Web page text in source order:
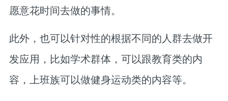
愿意花时间去做的事情。
此外，也可以针对性的根据不同的人群去做开
发应用，比如学术群体，可以跟教育类的内
容，上班族可以做健身运动类的内容等。